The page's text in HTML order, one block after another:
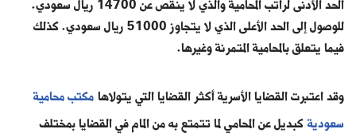
الحد الأدنى لراتب المحامية والذي لا ينقص عن 14700 ريال سعودي.
للوصول إلى الحد الأعلى الذي لا يتجاوز 51000 ريال سعودي. كذلك
فيما يتعلق بالمحامية المتمرنة وغيرها.
وقد اعتبرت القضايا الأسرية أكثر القضايا التي يتولاهامكتب محامية
سعوديةكبديل عن المحامي لما تتمتع به من المام في القضايا بمختلف